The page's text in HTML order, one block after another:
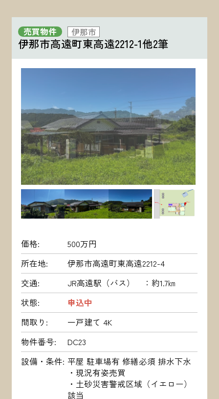
売買物件 伊那市
伊那市高遠町東高遠2212-1他2筆
価格
500万円
所在地
伊那市高遠町東高遠2212-4
交通
JR高遠駅（バス） ：約1.7㎞
状態
申込中
間取り
一戸建て 4K
物件番号
DC23
設備・条件 平屋 駐車場有 修繕必須 排水下水
・現況有姿売買
・土砂災害警戒区域（イエロー）
該当